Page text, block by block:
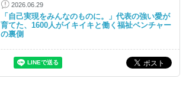
2026.06.29
「自己実現をみんなのものに。」代表の強い愛が
育てた、1600人がイキイキと働く福祉ベンチャー
の裏側